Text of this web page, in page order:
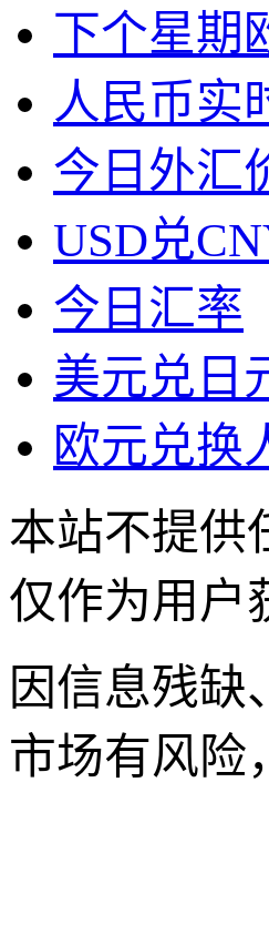
下个星期
人民币实
今日外汇
USD兑
今日汇率
美元兑日
欧元兑换
本站不提供
仅作为用户
因信息残
市场有风险